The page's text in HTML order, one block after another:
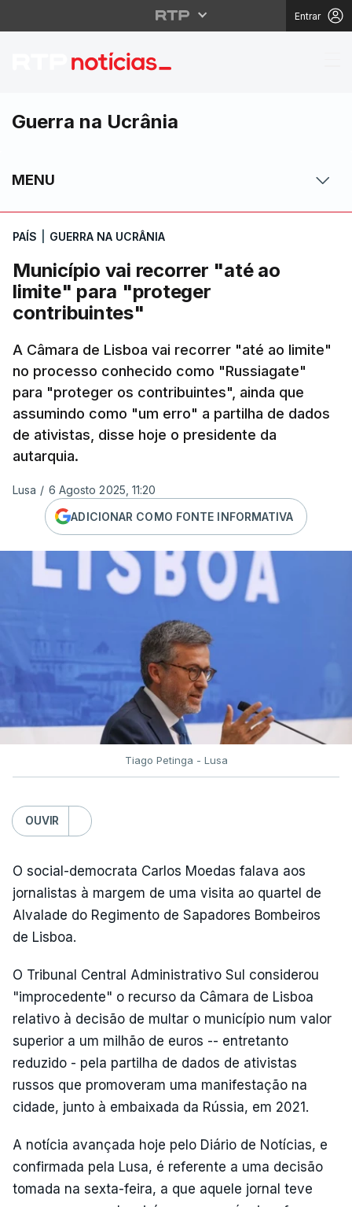
Entrar
Município vai
Guerra na Ucrânia
MENU
PAÍS GUERRA NA UCRÂNIA
Município vai recorrer "até ao
limite" para "proteger
contribuintes"
A Câmara de Lisboa vai recorrer "até ao limite"
no processo conhecido como "Russiagate"
para "proteger os contribuintes", ainda que
assumindo como "um erro" a partilha de dados
de ativistas, disse hoje o presidente da
autarquia.
Lusa / 6 Agosto 2025, 11:20
ADICIONAR COMO FONTE INFORMATIVA
Tiago Petinga - Lusa
OUVIR
O social-democrata Carlos Moedas falava aos
jornalistas à margem de uma visita ao quartel de
Alvalade do Regimento de Sapadores Bombeiros
de Lisboa.
O Tribunal Central Administrativo Sul considerou
"improcedente" o recurso da Câmara de Lisboa
relativo à decisão de multar o município num valor
superior a um milhão de euros -- entretanto
reduzido - pela partilha de dados de ativistas
russos que promoveram uma manifestação na
cidade, junto à embaixada da Rússia, em 2021.
A notícia avançada hoje pelo Diário de Notícias, e
confirmada pela Lusa, é referente a uma decisão
tomada na sexta-feira, a que aquele jornal teve